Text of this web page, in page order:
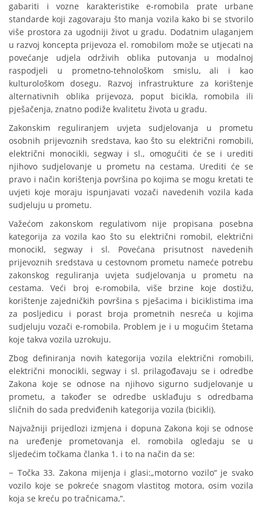
gabariti i vozne karakteristike e-romobila prate urbane
standarde koji zagovaraju što manja vozila kako bi se stvorilo
više prostora za ugodniji život u gradu. Dodatnim ulaganjem
u razvoj koncepta prijevoza el. romobilom može se utjecati na
povećanje udjela održivih oblika putovanja u modalnoj
raspodjeli u prometno-tehnološkom smislu, ali i kao
kulturološkom dosegu. Razvoj infrastrukture za korištenje
alternativnih oblika prijevoza, poput bicikla, romobila ili
pješačenja, znatno podiže kvalitetu života u gradu.
Zakonskim reguliranjem uvjeta sudjelovanja u prometu
osobnih prijevoznih sredstava, kao što su električni romobili,
električni monocikli, segway i sl., omogućiti će se i urediti
njihovo sudjelovanje u prometu na cestama. Urediti će se
pravo i način korištenja površina po kojima se mogu kretati te
uvjeti koje moraju ispunjavati vozači navedenih vozila kada
sudjeluju u prometu.
Važećom zakonskom regulativom nije propisana posebna
kategorija za vozila kao što su električni romobil, električni
monocikl, segway i sl. Povećana prisutnost navedenih
prijevoznih sredstava u cestovnom prometu nameće potrebu
zakonskog reguliranja uvjeta sudjelovanja u prometu na
cestama. Veći broj e-romobila, više brzine koje dostižu,
korištenje zajedničkih površina s pješacima i biciklistima ima
za posljedicu i porast broja prometnih nesreća u kojima
sudjeluju vozači e-romobila. Problem je i u mogućim štetama
koje takva vozila uzrokuju.
Zbog definiranja novih kategorija vozila električni romobili,
električni monocikli, segway i sl. prilagođavaju se i odredbe
Zakona koje se odnose na njihovo sigurno sudjelovanje u
prometu, a također se odredbe usklađuju s odredbama
sličnih do sada predviđenih kategorija vozila (bicikli).
Najvažniji prijedlozi izmjena i dopuna Zakona koji se odnose
na uređenje prometovanja el. romobila ogledaju se u
sljedećim točkama članka 1. i to na način da se:
− Točka 33. Zakona mijenja i glasi:„motorno vozilo“ je svako
vozilo koje se pokreće snagom vlastitog motora, osim vozila
koja se kreću po tračnicama,“.